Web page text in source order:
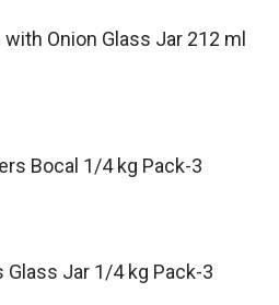
Onion Glass Jar 212 ml
Bocal 1/4 kg Pack-3
Glass Jar 1/4 kg Pack-3